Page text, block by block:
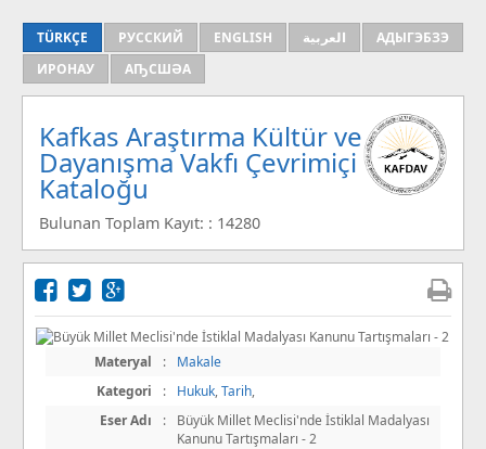
TÜRKÇE РУССКИЙ ENGLISH العربية
АДЫГЭБЗЭ
ИРОНАУ
АҦСШӘА
Kafkas Araştırma Kültür ve
Dayanışma Vakfı Çevrimiçi
Kataloğu
Bulunan Toplam Kayıt: : 14280
Materyal :
Makale
Kategori
: Hukuk,Tarih,
Eser Adı
:
Büyük Millet Meclisi'nde İstiklal Madalyası
Kanunu Tartışmaları - 2